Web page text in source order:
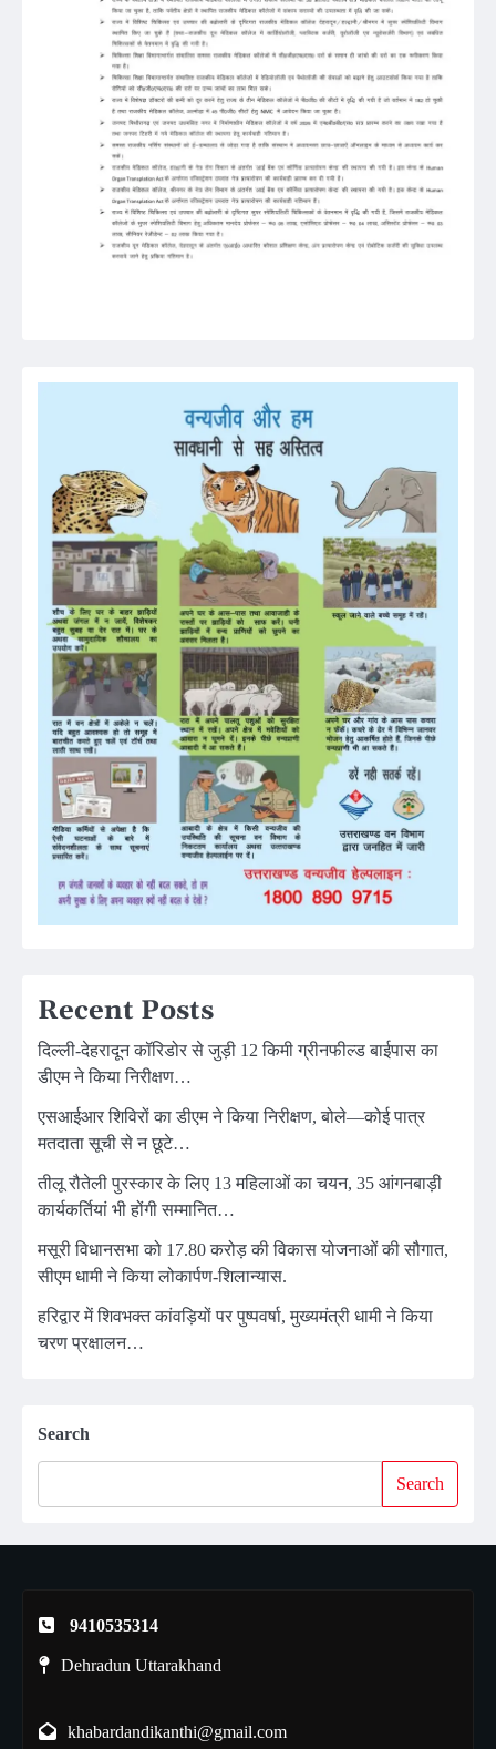
Recent Posts
दिल्ली-देहरादून कॉरिडोर से जुड़ी 12 किमी ग्रीनफील्ड बाईपास का
डीएम ने किया निरीक्षण…
एसआईआर शिविरों का डीएम ने किया निरीक्षण, बोले—कोई पात्र
मतदाता सूची से न छूटे…
तीलू रौतेली पुरस्कार के लिए 13 महिलाओं का चयन, 35 आंगनबाड़ी
कार्यकर्तियां भी होंगी सम्मानित…
मसूरी विधानसभा को 17.80 करोड़ की विकास योजनाओं की सौगात,
सीएम धामी ने किया लोकार्पण-शिलान्यास.
हरिद्वार में शिवभक्त कांवड़ियों पर पुष्पवर्षा, मुख्यमंत्री धामी ने किया
चरण प्रक्षालन…
Search
Search
9410535314
Dehradun Uttarakhand
khabardandikanthi@gmail.com